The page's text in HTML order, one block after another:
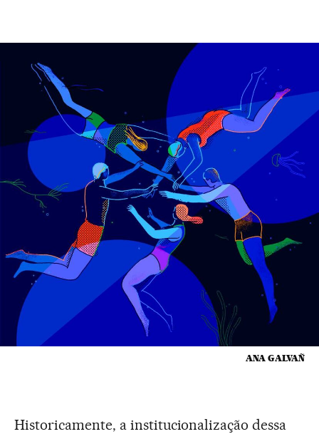
ANA GALVAÑ
Historicamente, a institucionalização dessa